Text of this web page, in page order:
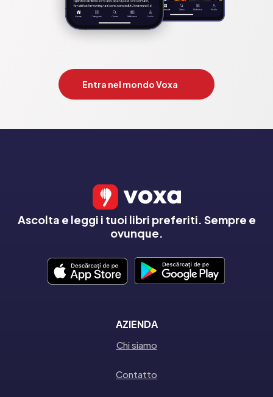
Entra nel mondo Voxa
Ascolta e leggi i tuoi libri preferiti. Sempre e
ovunque.
AZIENDA
Chi siamo
Contatto